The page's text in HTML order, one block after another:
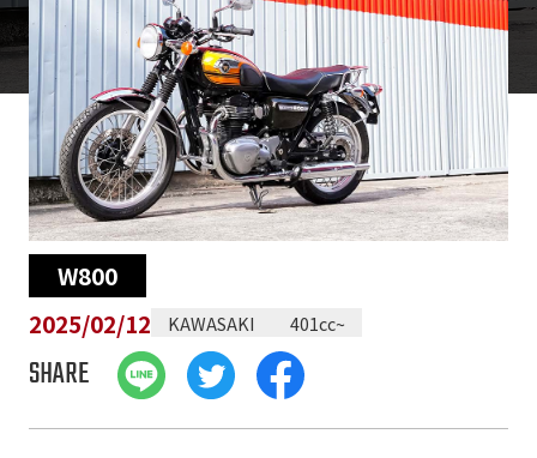
W800
2025/02/12
KAWASAKI 401cc~
SHARE